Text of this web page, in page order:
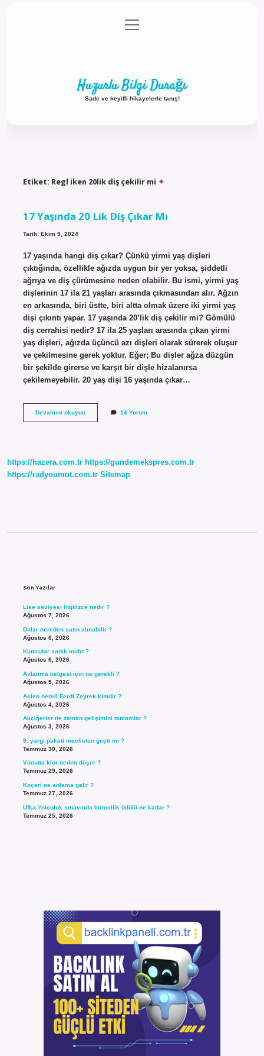
Gizlilik Politikası
menüyü
aç
Huzurlu Bilgi Durağı
Sade ve keyifli hikayelerle tanış!
Etiket: Regl iken 20lik diş çekilir mi
17 Yaşında 20 Lik Diş Çıkar Mı
Tarih: Ekim 9, 2024
17 yaşında hangi diş çıkar? Çünkü yirmi yaş dişleri
çıktığında, özellikle ağızda uygun bir yer yoksa, şiddetli
ağrıya ve diş çürümesine neden olabilir. Bu ismi, yirmi yaş
dişlerinin 17 ila 21 yaşları arasında çıkmasından alır. Ağzın
en arkasında, biri üstte, biri altta olmak üzere iki yirmi yaş
dişi çıkıntı yapar. 17 yaşında 20’lik diş çekilir mi? Gömülü
diş cerrahisi nedir? 17 ila 25 yaşları arasında çıkan yirmi
yaş dişleri, ağızda üçüncü azı dişleri olarak sürerek oluşur
ve çekilmesine gerek yoktur. Eğer; Bu dişler ağza düzgün
bir şekilde girerse ve karşıt bir dişle hizalanırsa
çekilemeyebilir. 20 yaş dişi 16 yaşında çıkar…
Devamını okuyun17
Mı
14 Yorum
https://hazera.com.tr https://gundemekspres.com.tr
https://radyoumut.com.tr Sitemap
Son Yazılar
Lise seviyesi İngilizce nedir ?
Ağustos 7, 2026
Dolar nereden satın alınabilir ?
Ağustos 6, 2026
Kumrular sadık mıdır ?
Ağustos 6, 2026
Avlanma belgesi için ne gerekli ?
Ağustos 5, 2026
Aslen nereli Ferdi Zeyrek kimdir ?
Ağustos 4, 2026
Akciğerler ne zaman gelişimini tamamlar ?
Ağustos 3, 2026
9. yargı paketi meclisten geçti mi ?
Temmuz 30, 2026
Vücutta klor neden düşer ?
Temmuz 29, 2026
Koçeri ne anlama gelir ?
Temmuz 27, 2026
Ufka Yolculuk sınavında birincilik ödülü ne kadar ?
Temmuz 25, 2026